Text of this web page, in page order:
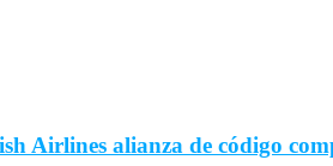
Airlines alianza de código